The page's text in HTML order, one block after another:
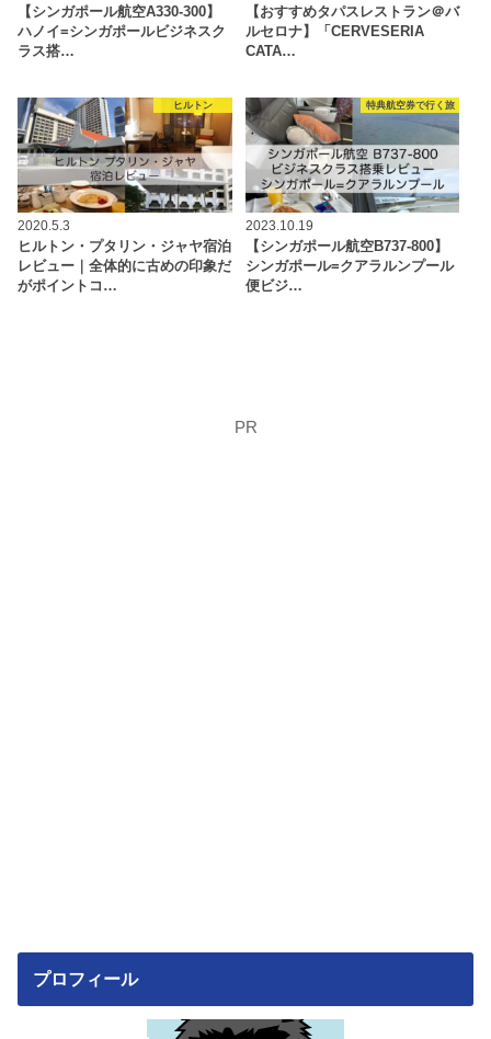
【シンガポール航空A330-300】
ハノイ=シンガポールビジネスク
ラス搭…
【おすすめタパスレストラン＠バ
ルセロナ】「CERVESERIA
CATA…
ヒルトン
2020.5.3
ヒルトン・プタリン・ジャヤ宿泊
レビュー｜全体的に古めの印象だ
がポイントコ…
特典航空券で行く旅
2023.10.19
【シンガポール航空B737-800】
シンガポール=クアラルンプール
便ビジ…
PR
プロフィール